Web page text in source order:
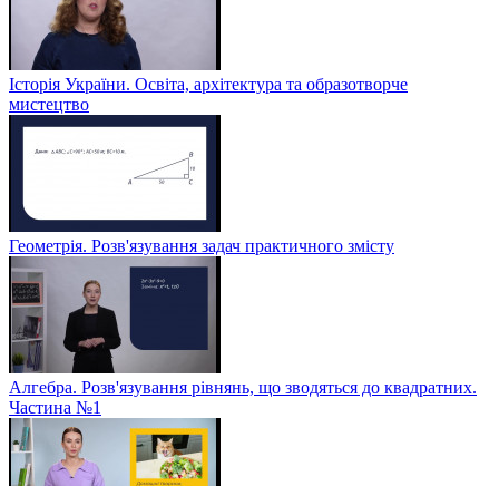
Історія України. Освіта, архітектура та образотворче
мистецтво
Геометрія. Розв'язування задач практичного змісту
Алгебра. Розв'язування рівнянь, що зводяться до квадратних.
Частина №1